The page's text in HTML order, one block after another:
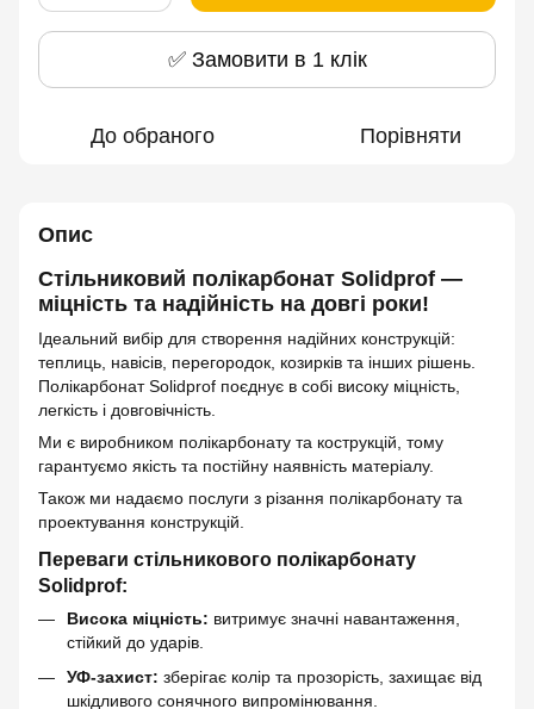
✅ Замовити в 1 клік
До обраного Порівняти
Опис
Стільниковий полікарбонат Solidprof —
міцність та надійність на довгі роки!
Ідеальний вибір для створення надійних конструкцій:
теплиць, навісів, перегородок, козирків та інших рішень.
Полікарбонат Solidprof поєднує в собі високу міцність,
легкість і довговічність.
Ми є виробником полікарбонату та кострукцій, тому
гарантуємо якість та постійну наявність матеріалу.
Також ми надаємо послуги з різання полікарбонату та
проектування конструкцій.
Переваги стільникового полікарбонату
Solidprof:
Висока міцність: витримує значні навантаження,
стійкий до ударів.
УФ-захист: зберігає колір та прозорість, захищає від
шкідливого сонячного випромінювання.